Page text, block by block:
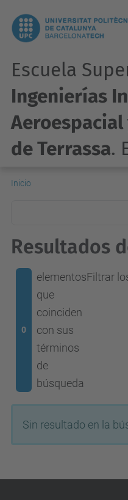
Escuela
Ingenierías
de Terrassa.
Inicio
Resultados
0
elementos
que
coinciden
con sus
términos
de
búsqueda
Filtrar
Sin resultado en la